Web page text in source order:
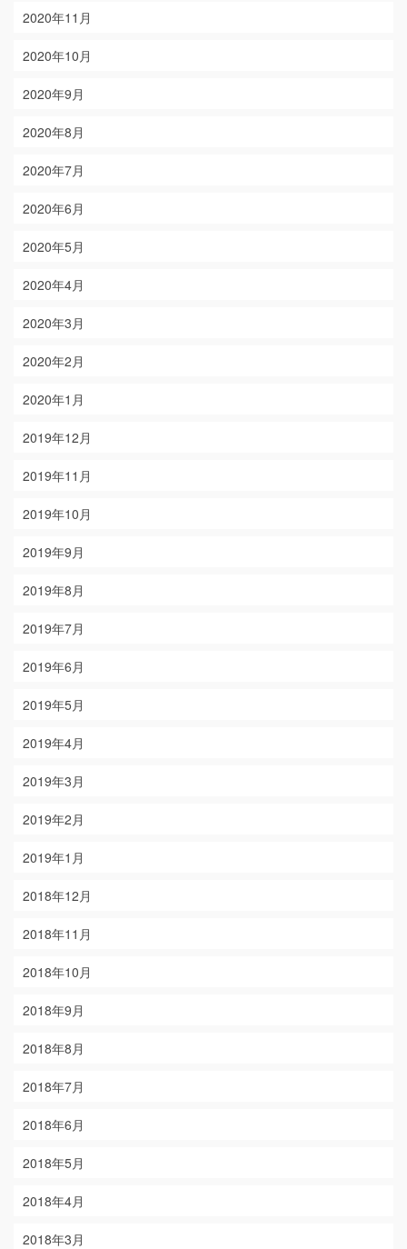
2020年11月
2020年10月
2020年9月
2020年8月
2020年7月
2020年6月
2020年5月
2020年4月
2020年3月
2020年2月
2020年1月
2019年12月
2019年11月
2019年10月
2019年9月
2019年8月
2019年7月
2019年6月
2019年5月
2019年4月
2019年3月
2019年2月
2019年1月
2018年12月
2018年11月
2018年10月
2018年9月
2018年8月
2018年7月
2018年6月
2018年5月
2018年4月
2018年3月